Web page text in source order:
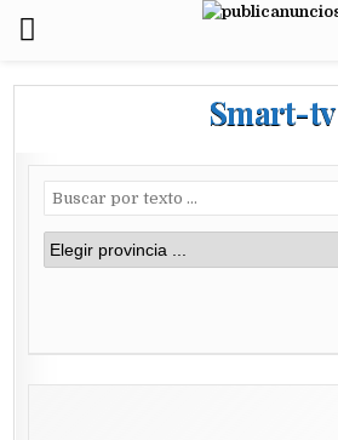
Smart-tv